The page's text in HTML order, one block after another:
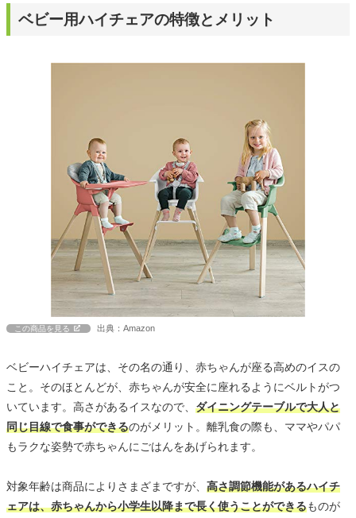
ベビー用ハイチェアの特徴とメリット
この商品を見る 出典：Amazon
ベビーハイチェアは、その名の通り、赤ちゃんが座る高めのイスの
こと。そのほとんどが、赤ちゃんが安全に座れるようにベルトがつ
いています。高さがあるイスなので、 ダイニングテーブルで大人と
同じ目線で食事ができるのがメリット。離乳食の際も、ママやパパ
もラクな姿勢で赤ちゃんにごはんをあげられます。
対象年齢は商品によりさまざまですが、 高さ調節機能があるハイチ
ェアは、赤ちゃんから小学生以降まで長く使うことができるものが